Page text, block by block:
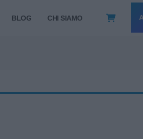
BLOG CHI SIAMO